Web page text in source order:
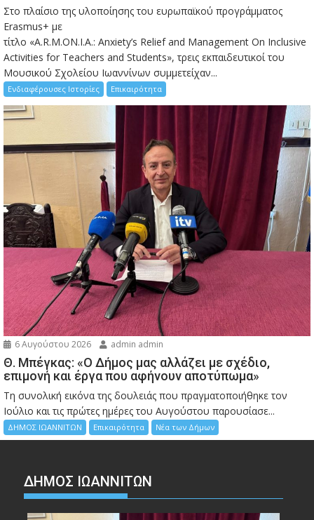
Στο πλαίσιο της υλοποίησης του ευρωπαϊκού προγράμματος
Erasmus+ με
τίτλο «A.R.M.ON.I.A.: Anxiety’s Relief and Management On Inclusive
Activities for Teachers and Students», τρεις εκπαιδευτικοί του
Μουσικού Σχολείου Ιωαννίνων συμμετείχαν...
Ενδιαφέρουσες Ιστορίες Επικαιρότητα
6 Αυγούστου 2026 admin admin
Θ. Μπέγκας: «Ο Δήμος μας αλλάζει με σχέδιο,
επιμονή και έργα που αφήνουν αποτύπωμα»
Τη συνολική εικόνα της δουλειάς που πραγματοποιήθηκε τον
Ιούλιο και τις πρώτες ημέρες του Αυγούστου παρουσίασε...
ΔΗΜΟΣ ΙΩΑΝΝΙΤΩΝ Επικαιρότητα Νέα των Δήμων
ΔΗΜΟΣ ΙΩΑΝΝΙΤΩΝ